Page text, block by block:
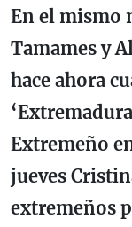
En el mismo
Tamames y
hace ahora
‘
Extremeño
jueves
extremeños